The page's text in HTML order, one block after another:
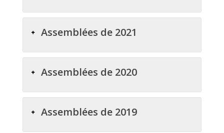
Assemblées de 2021
Assemblées de 2020
Assemblées de 2019